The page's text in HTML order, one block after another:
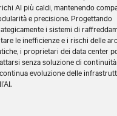
AI più caldi, mantenendo
e precisione. Progettando
i sistemi di
le inefficienze e i rischi delle
i proprietari dei data center
senza soluzione di
evoluzione delle